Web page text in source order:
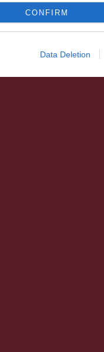
CONFIRM
Data Deletion